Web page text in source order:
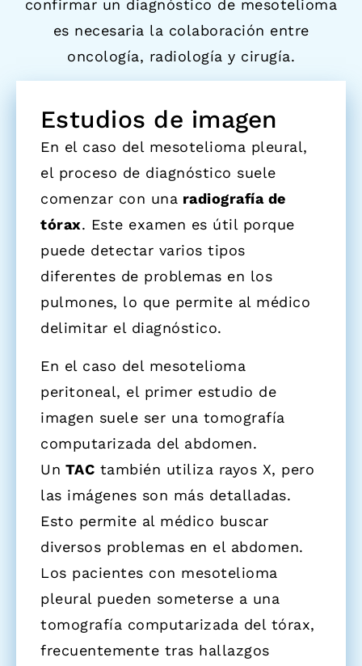
confirmar un diagnóstico de mesotelioma
es necesaria la colaboración entre
oncología, radiología y cirugía.
Estudios de imagen
En el caso del mesotelioma pleural,
el proceso de diagnóstico suele
comenzar con una radiografía de
tórax. Este examen es útil porque
puede detectar varios tipos
diferentes de problemas en los
pulmones, lo que permite al médico
delimitar el diagnóstico.
En el caso del mesotelioma
peritoneal, el primer estudio de
imagen suele ser una tomografía
computarizada del abdomen.
Un TAC también utiliza rayos X, pero
las imágenes son más detalladas.
Esto permite al médico buscar
diversos problemas en el abdomen.
Los pacientes con mesotelioma
pleural pueden someterse a una
tomografía computarizada del tórax,
frecuentemente tras hallazgos